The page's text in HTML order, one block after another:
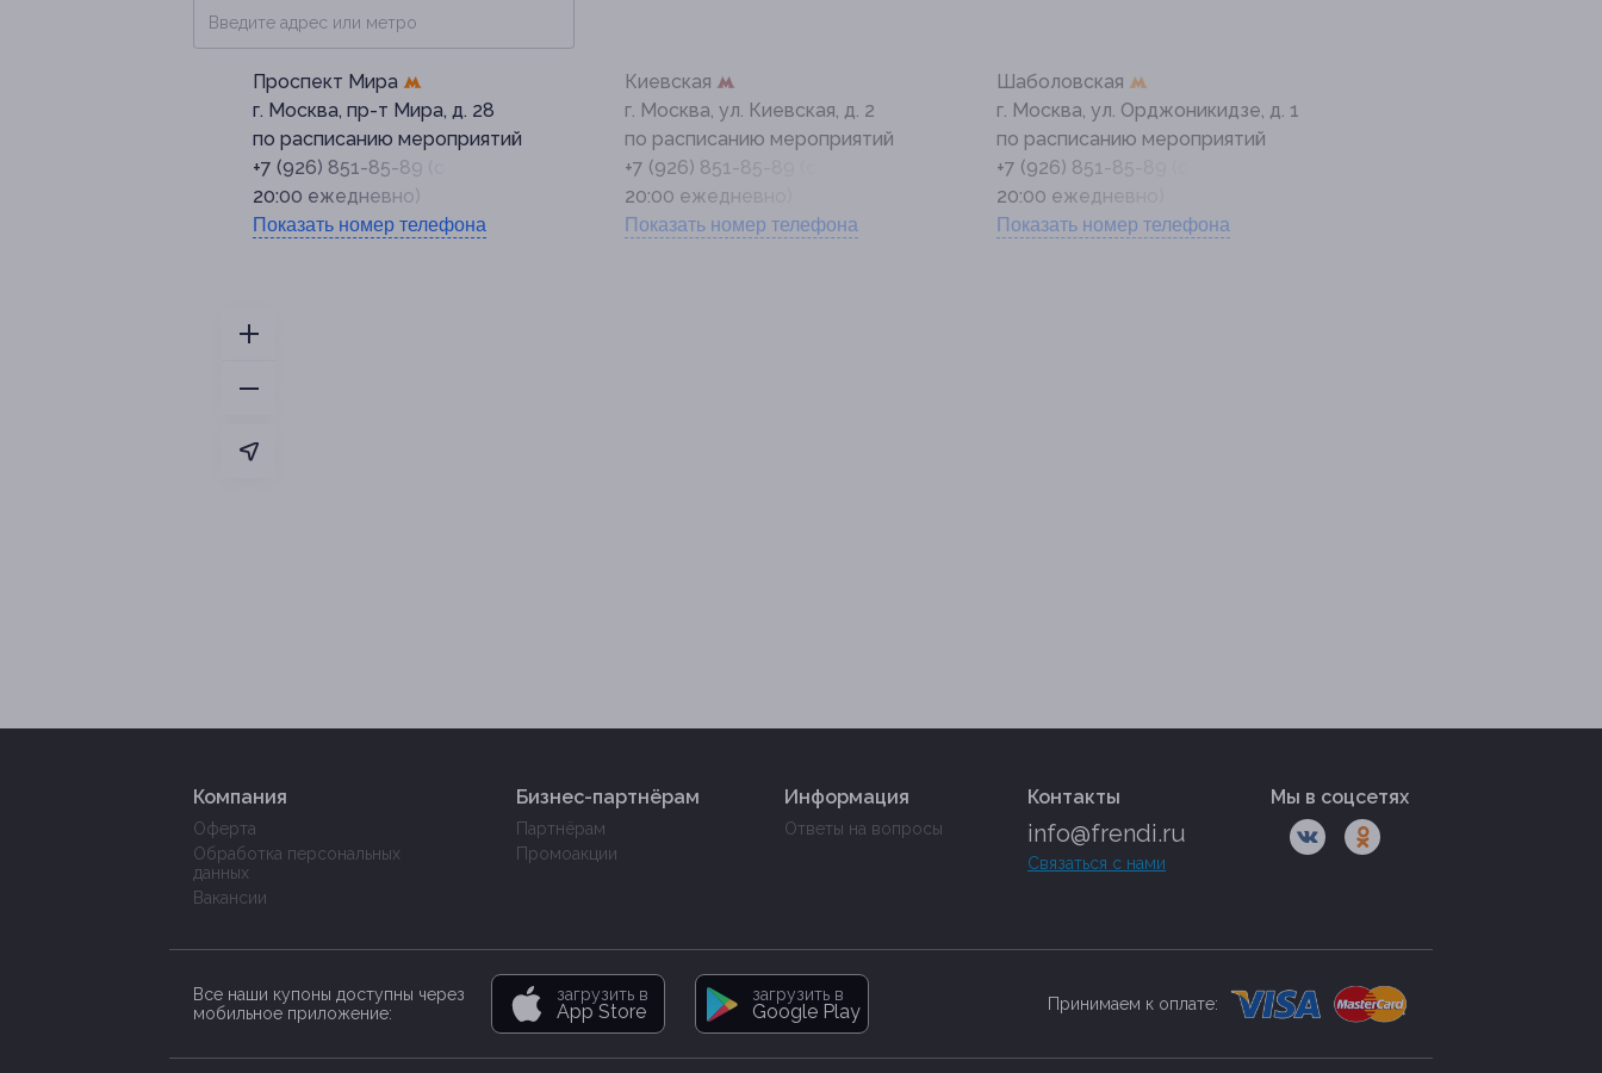
Проспект Мира
г. Москва, пр-т Мира, д. 28
по расписанию мероприятий
+7 (926) 851-85-89 (с 11:00 до
20:00 ежедневно)
Показать номер телефона
Киевская
г. Москва, ул. Киевская, д. 2
по расписанию мероприятий
+7 (926) 851-85-89 (с 11:00 до
20:00 ежедневно)
Показать номер телефона
Шаболовская
г. Москва, ул. Орджоникидзе, д. 1
по расписанию мероприятий
+7 (926) 851-85-89 (с 11:00 до
20:00 ежедневно)
Показать номер телефона
Компания
Оферта
Обработка персональных
данных
Вакансии
Бизнес-партнёрам
Партнёрам
Промоакции
Информация
Ответы на вопросы
Контакты
info@frendi.ru
Связаться с нами
Мы в соцсетях
Все наши купоны доступны через
мобильное приложение:
загрузить в
App Store
загрузить в
Google Play Принимаем к оплате: